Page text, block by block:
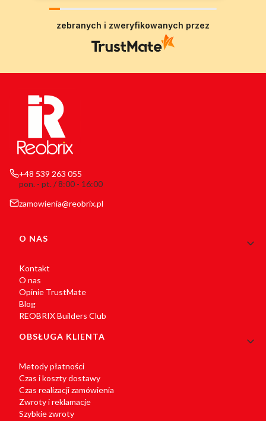
zebranych i zweryfikowanych przez
+48 539 263 055
pon. - pt. / 8:00 - 16:00
zamowienia@reobrix.pl
Linki w stopce
O NAS
Kontakt
O nas
Opinie TrustMate
Blog
REOBRIX Builders Club
OBSŁUGA KLIENTA
Metody płatności
Czas i koszty dostawy
Czas realizacji zamówienia
Zwroty i reklamacje
Szybkie zwroty